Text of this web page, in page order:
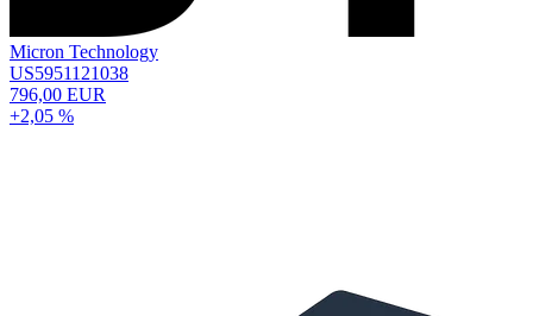
Micron Technology
US5951121038
796,00 EUR
+2,05 %